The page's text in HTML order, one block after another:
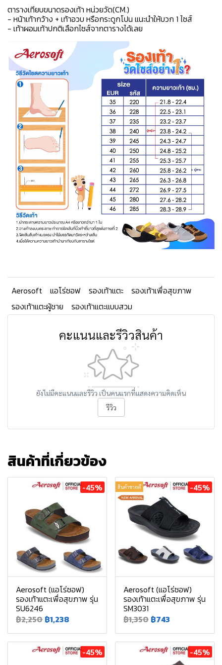
ตารางเทียบขนาดรองเท้า หน่วยวัด(CM.)
- หน้าเท้ากว้าง + เท้าอวบ หรือกระดูกโปน แนะนำให้บวก 1 ไซส์
- เท้าผอมเท้าปกติเลือกไซส์จากตารางได้เลย
Aerosoft แอโร่ซอฟ รองเท้าแตะ
รองเท้าเพื่อสุขภาพ
รองเท้าแตะผู้ชาย
รองเท้าแตะแบบสวม
คะแนนและรีวิวสินค้า
ยังไม่มีคะแนนและรีวิว เป็นคนแรกที่แสดงความคิดเห็น
รีวิว
สินค้าที่เกี่ยวข้อง
-45%
Aerosoft (แอโร่ซอฟ)
รองเท้าแตะเพื่อสุขภาพ รุ่น
SU6246
฿2,250 ฿1,238
สินค้าขายดี -45%
Aerosoft (แอโร่ซอฟ)
รองเท้าแตะเพื่อสุขภาพ รุ่น
SM3031
฿1,350 ฿743
-45% -45%